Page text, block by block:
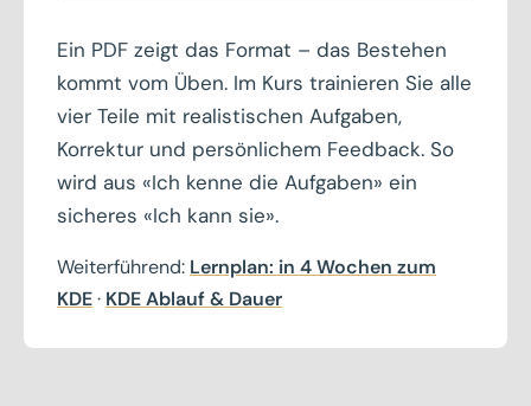
Ein PDF zeigt das Format – das Bestehen
kommt vom Üben. Im Kurs trainieren Sie alle
vier Teile mit realistischen Aufgaben,
Korrektur und persönlichem Feedback. So
wird aus «Ich kenne die Aufgaben» ein
sicheres «Ich kann sie».
Weiterführend: Lernplan: in 4 Wochen zum
KDE· KDE Ablauf & Dauer